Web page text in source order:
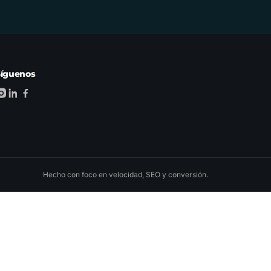
Hecho con foco en velocidad, SEO y conversión.